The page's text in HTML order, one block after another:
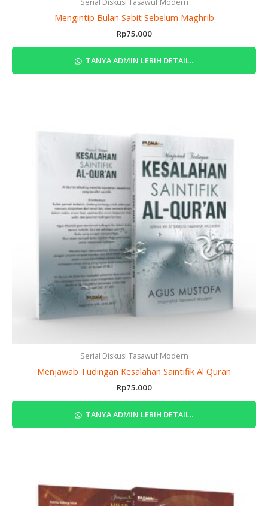
Serial Diskusi Tasawuf Modern
Mengintip Bulan Sabit Sebelum Maghrib
Rp75.000
TANYA ADMIN LEBIH DETAIL..
Serial Diskusi Tasawuf Modern
Menjawab Tudingan Kesalahan Saintifik Al Quran
Rp75.000
TANYA ADMIN LEBIH DETAIL..